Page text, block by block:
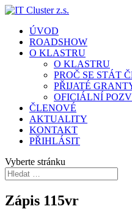
ÚVOD
ROADSHOW
O KLASTRU
O KLASTRU
PROČ SE STÁT
PŘIJATÉ
OFICIÁLNÍ
ČLENOVÉ
AKTUALITY
KONTAKT
PŘIHLÁSIT
Vyberte stránku
Zápis 115vr